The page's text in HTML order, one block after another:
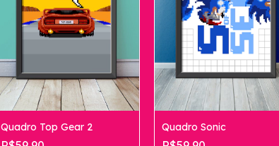
Quadro Top Gear 2 Quadro Sonic